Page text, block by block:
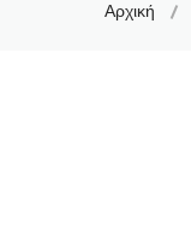
Αρχική